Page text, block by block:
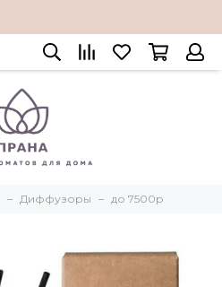
Диффузоры до 7500р